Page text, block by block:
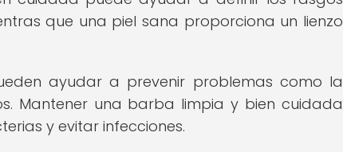
que una piel sana proporciona un lienzo
ayudar a prevenir problemas como la
Mantener una barba limpia y bien cuidada
y evitar infecciones.